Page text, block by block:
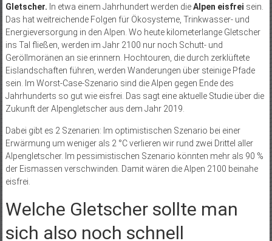
Gletscher. In etwa einem Jahrhundert werden dieAlpen eisfrei sein.
Das hat weitreichende Folgen für Ökosysteme, Trinkwasser- und
Energieversorgung in den Alpen. Wo heute kilometerlange Gletscher
ins Tal fließen, werden im Jahr 2100 nur noch Schutt- und
Geröllmoränen an sie erinnern. Hochtouren, die durch zerklüftete
Eislandschaften führen, werden Wanderungen über steinige Pfade
sein. Im Worst-Case-Szenario sind die Alpen gegen Ende des
Jahrhunderts so gut wie eisfrei. Das sagt eine aktuelle Studie über die
Zukunft der Alpengletscher aus dem Jahr 2019.
Dabei gibt es 2 Szenarien: Im optimistischen Szenario bei einer
Erwärmung um weniger als 2 °C verlieren wir rund zwei Drittel aller
Alpengletscher. Im pessimistischen Szenario könnten mehr als 90 %
der Eismassen verschwinden. Damit wären die Alpen 2100 beinahe
eisfrei.
Welche Gletscher sollte man
sich also noch schnell